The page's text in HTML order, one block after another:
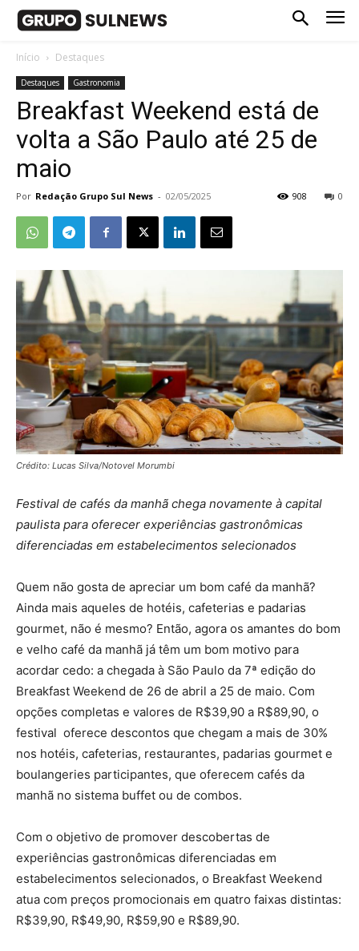
Início Destaques
Destaques Gastronomia
Breakfast Weekend está de
volta a São Paulo até 25 de
maio
Por Redação Grupo Sul News - 02/05/2025 0
908
Crédito: Lucas Silva/Notovel Morumbi
Festival de cafés da manhã chega novamente à capital
paulista para oferecer experiências gastronômicas
diferenciadas em estabelecimentos selecionados
Quem não gosta de apreciar um bom café da manhã?
Ainda mais aqueles de hotéis, cafeterias e padarias
gourmet, não é mesmo? Então, agora os amantes do bom
e velho café da manhã já têm um bom motivo para
acordar cedo: a chegada à São Paulo da 7ª edição do
Breakfast Weekend de 26 de abril a 25 de maio. Com
opções completas e valores de R$39,90 a R$89,90, o
festival oferece descontos que chegam a mais de 30%
nos hotéis, cafeterias, restaurantes, padarias gourmet e
boulangeries participantes, que oferecem cafés da
manhã no sistema buffet ou de combos.
Com o objetivo de promover descobertas de
experiências gastronômicas diferenciadas em
estabelecimentos selecionados, o Breakfast Weekend
atua com preços promocionais em quatro faixas distintas:
R$39,90, R$49,90, R$59,90 e R$89,90.